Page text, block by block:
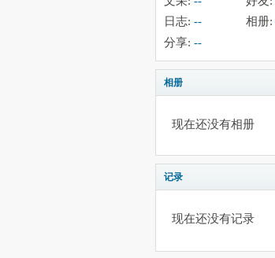
日志: -- 相册:
分享: --
相册
现在还没有相册
记录
现在还没有记录